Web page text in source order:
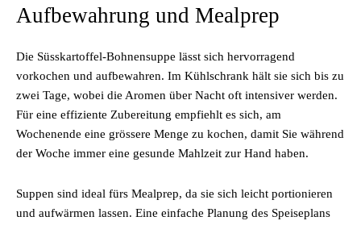
Aufbewahrung und Mealprep
Die Süsskartoffel-Bohnensuppe lässt sich hervorragend
vorkochen und aufbewahren. Im Kühlschrank hält sie sich bis zu
zwei Tage, wobei die Aromen über Nacht oft intensiver werden.
Für eine effiziente Zubereitung empfiehlt es sich, am
Wochenende eine grössere Menge zu kochen, damit Sie während
der Woche immer eine gesunde Mahlzeit zur Hand haben.
Suppen sind ideal fürs Mealprep, da sie sich leicht portionieren
und aufwärmen lassen. Eine einfache Planung des Speiseplans